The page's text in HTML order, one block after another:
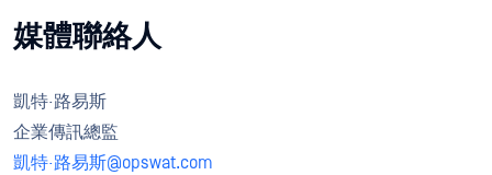
媒體聯絡人
凱特·路易斯
企業傳訊總監
凱特·路易斯@opswat.com